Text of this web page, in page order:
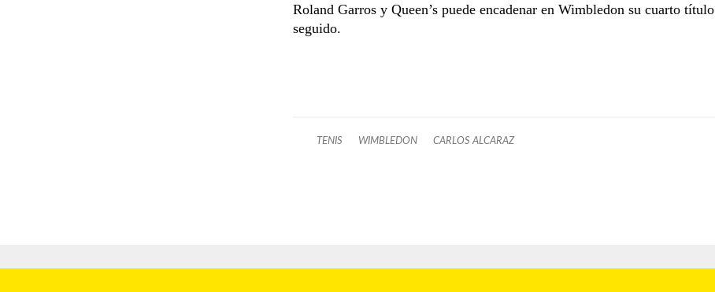
Roland Garros y Queen’s puede encadenar en Wimbledon su cuarto título
seguido.
TENIS WIMBLEDON CARLOS ALCARAZ